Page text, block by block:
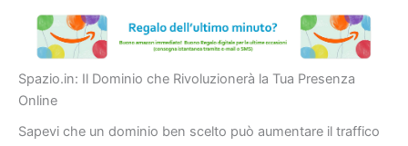
Spazio.in: Il Dominio che Rivoluzionerà la Tua Presenza
Online
Sapevi che un dominio ben scelto può aumentare il traffico